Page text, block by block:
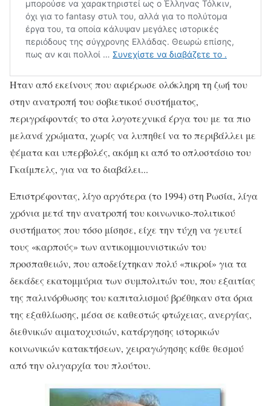
Ηταν από εκείνους που αφιέρωσε ολόκληρη τη ζωή του
στην ανατροπή του σοβιετικού συστήματος,
περιγράφοντάς το στα λογοτεχνικά έργα του με τα πιο
μελανά χρώματα, χωρίς να λυπηθεί να το περιβάλλει με
ψέματα και υπερβολές, ακόμη κι από το οπλοστάσιο του
Γκαίμπελς, για να το διαβάλει...
Επιστρέφοντας, λίγο αργότερα (το 1994) στη Ρωσία, λίγα
χρόνια μετά την ανατροπή του κοινωνικο-πολιτικού
συστήματος που τόσο μίσησε, είχε την τύχη να γευτεί
τους «καρπούς» των αντικομμουνιστικών του
προσπαθειών, που αποδείχτηκαν πολύ «πικροί» για τα
δεκάδες εκατομμύρια των συμπολιτών του, που εξαιτίας
της παλινόρθωσης του καπιταλισμού βρέθηκαν στα όρια
της εξαθλίωσης, μέσα σε καθεστώς φτώχειας, ανεργίας,
διεθνικών αιματοχυσιών, κατάργησης ιστορικών
κοινωνικών κατακτήσεων, χειραγώγησης κάθε θεσμού
από την ολιγαρχία του πλούτου.